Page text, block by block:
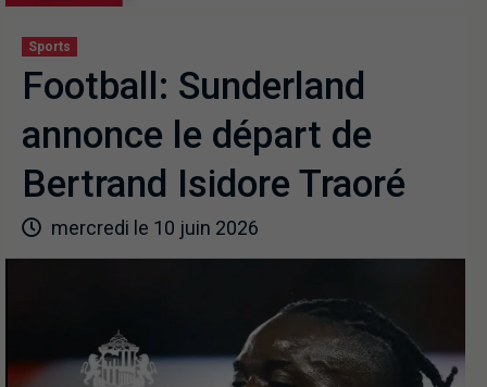
Sports
Football: Sunderland
annonce le départ de
Bertrand Isidore Traoré
mercredi le 10 juin 2026